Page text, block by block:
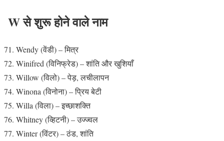
W से शुरू होने वाले नाम
Wendy (वेंडी) – मित्र
Winifred (विनिफ्रेड) – शांति और खुशियाँ
Willow (विलो) – पेड़, लचीलापन
Winona (विनोना) – प्रिय बेटी
Willa (विला) – इच्छाशक्ति
Whitney (व्हिटनी) – उज्ज्वल
Winter (विंटर) – ठंड, शांति